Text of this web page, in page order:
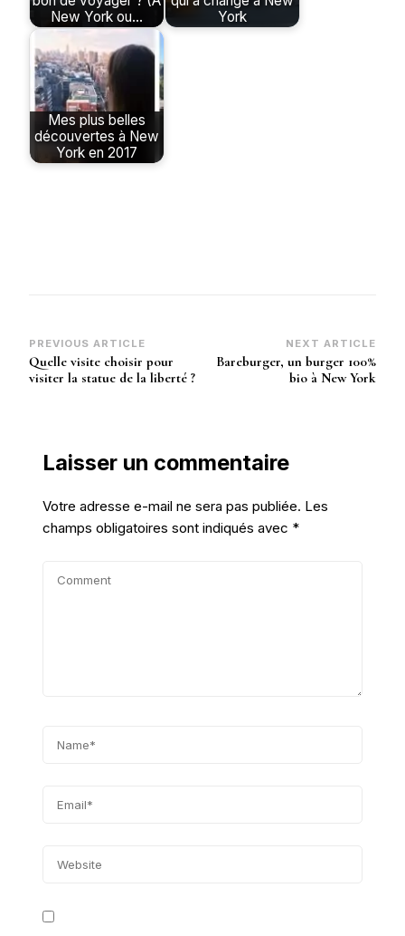
New York ou…
York
Mes plus belles
découvertes à New
York en 2017
Post
Navigation
PREVIOUS ARTICLE
Quelle visite choisir pour
visiter la statue de la liberté ?
NEXT ARTICLE
Bareburger, un burger 100%
bio à New York
Laisser un commentaire
Votre adresse e-mail ne sera pas publiée. Les
champs obligatoires sont indiqués avec *